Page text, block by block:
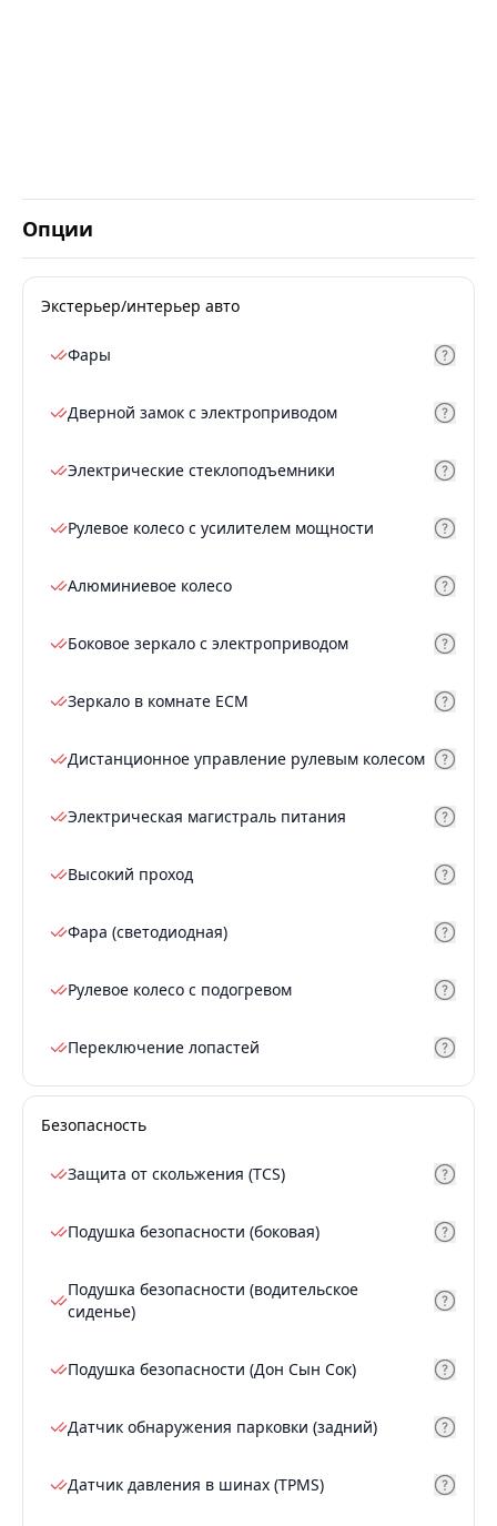
Опции
Экстерьер/интерьер авто
Фары
Дверной замок с электроприводом
Электрические стеклоподъемники
Рулевое колесо с усилителем мощности
Алюминиевое колесо
Боковое зеркало с электроприводом
Зеркало в комнате ECM
Дистанционное управление рулевым колесом
Электрическая магистраль питания
Высокий проход
Фара (светодиодная)
Рулевое колесо с подогревом
Переключение лопастей
Безопасность
Защита от скольжения (TCS)
Подушка безопасности (боковая)
Подушка безопасности (водительское
сиденье)
Подушка безопасности (Дон Сын Сок)
Датчик обнаружения парковки (задний)
Датчик давления в шинах (TPMS)